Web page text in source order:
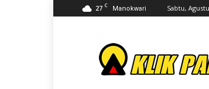
27 C Manokwari Sabtu,